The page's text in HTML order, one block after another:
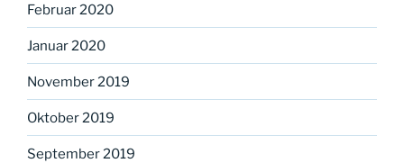
Februar 2020
Januar 2020
November 2019
Oktober 2019
September 2019